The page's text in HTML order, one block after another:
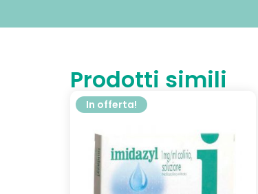
Prodotti simili
In offerta!